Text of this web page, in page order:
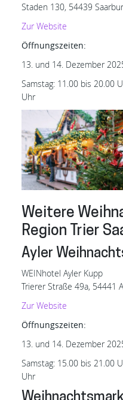
Staden 130, 54439
Zur Website
Öffnungszeiten:
13. und 14. Dezember
Samstag: 11.00 bis 20.00
Uhr
Weitere
Region Trier
Ayler
WEINhotel Ayler Kupp
Trierer Straße 49a, 54441
Zur Website
Öffnungszeiten:
13. und 14. Dezember
Samstag: 15.00 bis 21.00
Uhr